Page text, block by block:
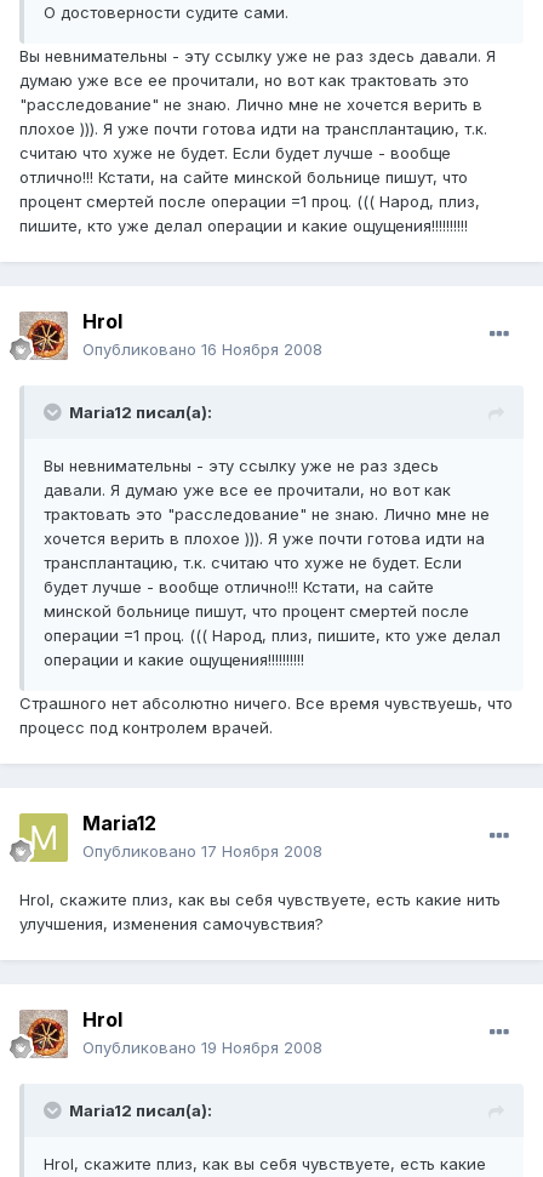
О достоверности судите сами.
Вы невнимательны - эту ссылку уже не раз здесь давали. Я
думаю уже все ее прочитали, но вот как трактовать это
"расследование" не знаю. Лично мне не хочется верить в
плохое ))). Я уже почти готова идти на трансплантацию, т.к.
считаю что хуже не будет. Если будет лучше - вообще
отлично!!! Кстати, на сайте минской больнице пишут, что
процент смертей после операции =1 проц. ((( Народ, плиз,
пишите, кто уже делал операции и какие ощущения!!!!!!!!!!
HroI
Опубликовано 16 Ноября 2008
Maria12 писал(а):
Вы невнимательны - эту ссылку уже не раз здесь
давали. Я думаю уже все ее прочитали, но вот как
трактовать это "расследование" не знаю. Лично мне не
хочется верить в плохое ))). Я уже почти готова идти на
трансплантацию, т.к. считаю что хуже не будет. Если
будет лучше - вообще отлично!!! Кстати, на сайте
минской больнице пишут, что процент смертей после
операции =1 проц. ((( Народ, плиз, пишите, кто уже делал
операции и какие ощущения!!!!!!!!!!
Страшного нет абсолютно ничего. Все время чувствуешь, что
процесс под контролем врачей.
Maria12
Опубликовано 17 Ноября 2008
HroI, скажите плиз, как вы себя чувствуете, есть какие нить
улучшения, изменения самочувствия?
HroI
Опубликовано 19 Ноября 2008
Maria12 писал(а):
HroI, скажите плиз, как вы себя чувствуете, есть какие